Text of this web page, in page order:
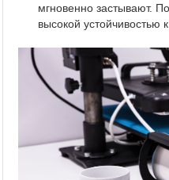
мгновенно застывают.
высокой устойчивостью